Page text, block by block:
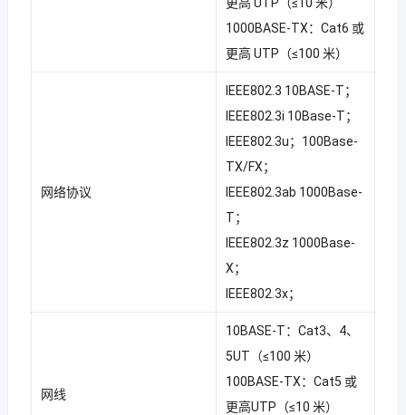
1000BASE-TX：Cat6 或
更高 UTP（≤100 米）
网络协议
IEEE802.3 10BASE-T；
IEEE802.3i 10Base-T；
IEEE802.3u；100Base-
TX/FX；
IEEE802.3ab 1000Base-
T；
IEEE802.3z 1000Base-
X；
IEEE802.3x；
网线
10BASE-T：Cat3、4、
5UT（≤100 米）
100BASE-TX：Cat5 或
更高UTP（≤10 米）